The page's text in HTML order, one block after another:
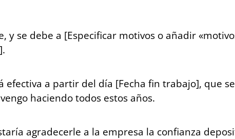
y se debe a [Especificar motivos o añadir
efectiva a partir del día [Fecha fin trabajo], que
haciendo todos estos años.
agradecerle a la empresa la confianza